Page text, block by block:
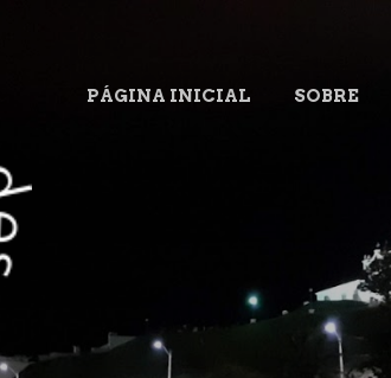
PÁGINA INICIAL SOBRE